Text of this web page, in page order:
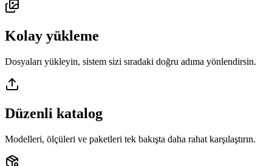
Kolay yükleme
Dosyaları yükleyin, sistem sizi sıradaki doğru adıma yönlendirsin.
Düzenli katalog
Modelleri, ölçüleri ve paketleri tek bakışta daha rahat karşılaştırın.